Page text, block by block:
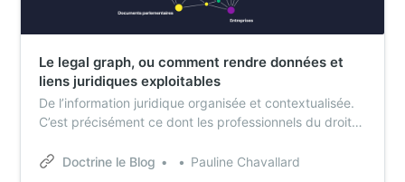
Le legal graph, ou comment rendre données et
liens juridiques exploitables
De l’information juridique organisée et contextualisée.
C’est précisément ce dont les professionnels du droit
leur dossier et construire un raisonnement solide de A à
Doctrine le Blog Pauline Chavallard